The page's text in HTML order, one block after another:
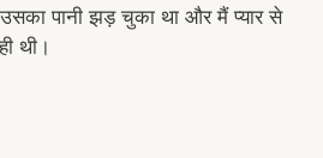
पानी झड़ चुका था और मैं प्यार से
थी।